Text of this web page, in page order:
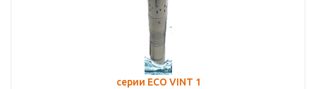
серии ЕСО VINT 1